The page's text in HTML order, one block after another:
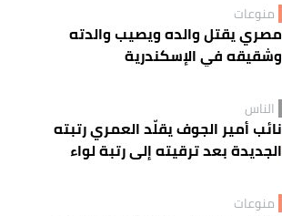
منوعات
مصري يقتل والده ويصيب والدته
وشقيقه في الإسكندرية
الناس
نائب أمير الجوف يقلّد العمري رتبته
الجديدة بعد ترقيته إلى رتبة لواء
منوعات